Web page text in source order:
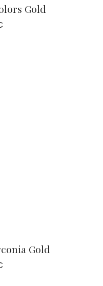
Gold
Gold